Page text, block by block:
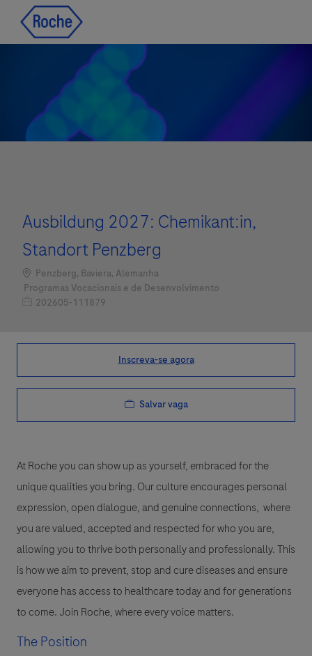
Ausbildung 2027: Chemikant:in,
Standort Penzberg
Localização
Penzberg, Baviera, Alemanha
Categoria
Programas Vocacionais e de Desenvolvimento
Job Id202605-111879
Inscreva-se agora
Salvar vaga
At Roche you can show up as yourself, embraced for the
unique qualities you bring. Our culture encourages personal
expression, open dialogue, and genuine connections, where
you are valued, accepted and respected for who you are,
allowing you to thrive both personally and professionally. This
is how we aim to prevent, stop and cure diseases and ensure
everyone has access to healthcare today and for generations
to come. Join Roche, where every voice matters.
The Position